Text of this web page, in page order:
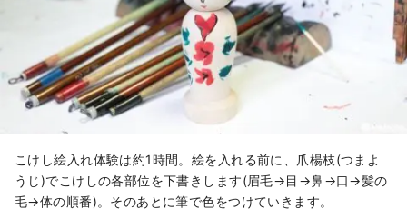
こけし絵入れ体験は約1時間。絵を入れる前に、爪楊枝(つまよ
うじ)でこけしの各部位を下書きします(眉毛→目→鼻→口→髪の
毛→体の順番)。そのあとに筆で色をつけていきます。